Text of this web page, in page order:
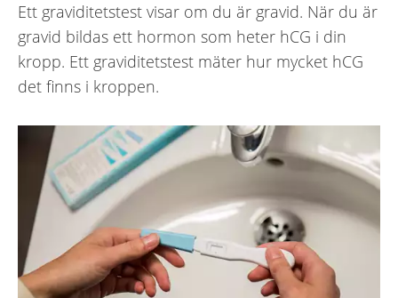
Ett graviditetstest visar om du är gravid. När du är
gravid bildas ett hormon som heter hCG i din
kropp. Ett graviditetstest mäter hur mycket hCG
det finns i kroppen.